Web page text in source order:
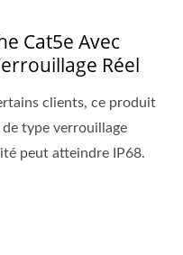
Cat5e Avec
Réel
clients, ce produit
type verrouillage
peut atteindre IP68.